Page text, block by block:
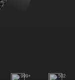
999+ 502